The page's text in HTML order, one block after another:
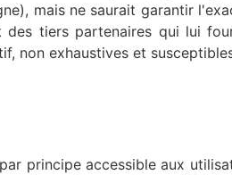
mais ne saurait garantir
tiers partenaires qui lui
non exhaustives et
principe accessible aux